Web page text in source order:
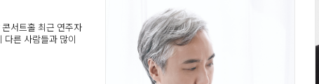
서트홀 최근 연주자
다른 사람들과 많이